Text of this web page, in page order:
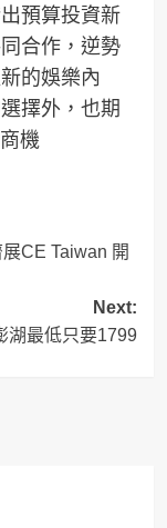
預算投資新
合作，逆勢
的娛樂內
擇外，也期
機
CE Taiwan 開
Next:
湖最低只要1799